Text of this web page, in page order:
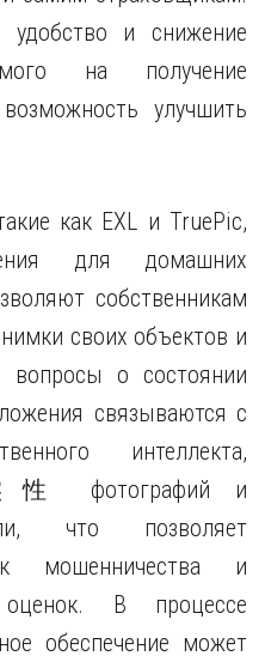
удобство и снижение
на получение
улучшить
как EXL и TruePic,
для домашних
собственникам
своих объектов и
вопросы о состоянии
связываются с
интеллекта,
性 фотографий и
что позволяет
мошенничества и
В процессе
обеспечение может